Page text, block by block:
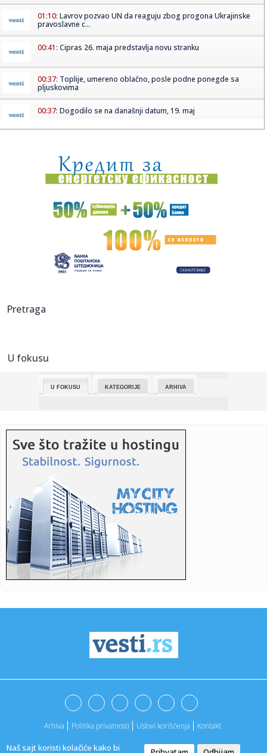
Naš sajt koristi kolačiće kako bi
01:10: Lavrov pozvao UN da reaguju zbog progona Ukrajinske
pravoslavne c...
00:41: Cipras 26. maja predstavlja novu stranku
00:37: Toplije, umereno oblačno, posle podne ponegde sa
pljuskovima
00:37: Dogodilo se na današnji datum, 19. maj
23:58:Berze na oprezu! Investitori gledaju u iran, naftu i američku
in...
23:57:Stellantisova fabrika u Francuskoj će početi da proizvodi
kines...
Održive navike počinju malim izborima koje pravimo
23:53:Ekološka edukacija kroz igru, pitanja i kratke online formate
ekološkog...
23:42:
23:33:
SAD uvele nove sankcije protiv kubanskih političkih i vojnih
23:30:Kalates o skandiranju Grobara: Navijači su sjajni, cenimo
to!
23:30:Eminemova bivša žena neprepoznatljiva! Fotografija
nastala posl...
23:29:anša: Potvrđen kolaicioni sporazum, sutra podnosim
kandidatur...
23:27:„MORAMO DA IGRAMO SVIH 40 MINUTA“: Penjaroja posle
pobede nad...
Hitna depeša: MUP Srbije kreće u lov na "privatne policajce"
23:24:Radnik iz BiH kažnjen zbog egzibicionizma: Pogrešno
Jelovac o zabrani Bajinog koncerta: Uskraćivanja kulturnih i
23:24:Uhapšen u Španiji, robijao u Italiji, pa deportovan u BiH
Pretraga
U fokusu
U FOKUSU KATEGORIJE ARHIVA
Arhiva Politika privatnosti Uslovi korišćenja Kontakt